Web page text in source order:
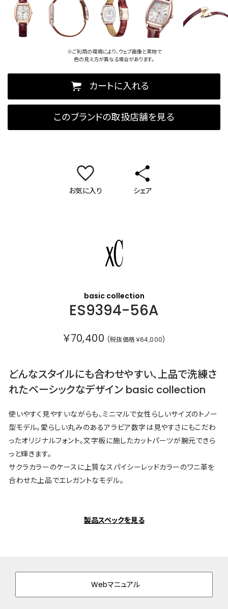
※ご利用の環境により、ウェブ画像と実物で
色の見え方が異なる場合があります。
カートに入れる
このブランドの取扱店舗を見る
お気に入り シェア
basic collection
ES9394-56A
￥70,400 (税抜価格￥64,000)
どんなスタイルにも合わせやすい、上品で洗練さ
れたベーシックなデザイン basic collection
使いやすく見やすいながらも、ミニマルで女性らしいサイズのトノー
型モデル。愛らしい丸みのあるアラビア数字は見やすさにもこだわ
ったオリジナルフォント。文字板に施したカットパーツが腕元できら
っと輝きます。
サクラカラーのケースに上質なスパイシーレッドカラーのワニ革を
合わせた上品でエレガントなモデル。
製品スペックを見る
Webマニュアル